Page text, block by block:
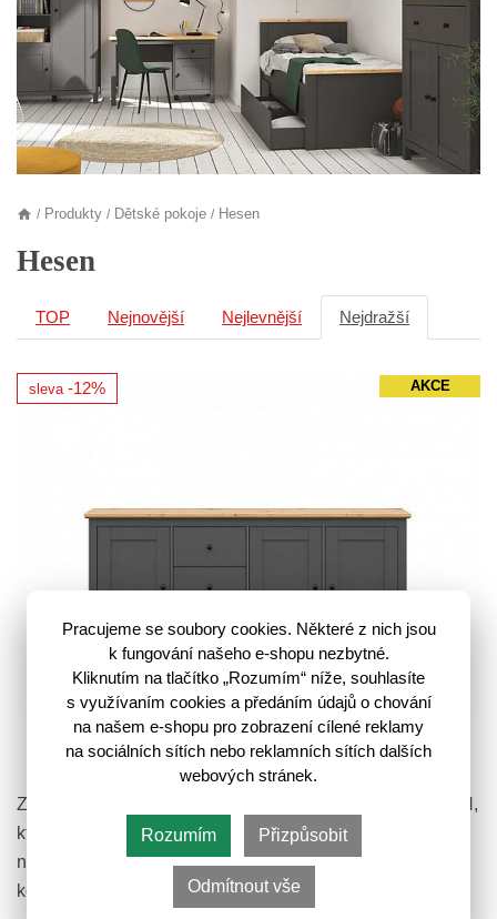
/ Produkty / Dětské pokoje / Hesen
Hesen
TOP Nejnovější Nejlevnější Nejdražší
AKCE
HESEN komoda KOM3D3S/10/20, grafit/dub
artisan
Zajímavě členěná a opravdu prostorná je komoda HESEN,
která vám nabízí velkorysé místo pro veškeré vaše
nezbytnosti. Barevné provedení komody HESEN je v
kombinaci tónů grafit/dub…
sleva -12%
Pracujeme se soubory cookies. Některé z nich jsou
k fungování našeho e-shopu nezbytné.
Kliknutím na tlačítko „Rozumím“ níže, souhlasíte
s využívaním cookies a předáním údajů o chování
na našem e-shopu pro zobrazení cílené reklamy
na sociálních sítích nebo reklamních sítích dalších
webových stránek.
Rozumím Přizpůsobit
Odmítnout vše